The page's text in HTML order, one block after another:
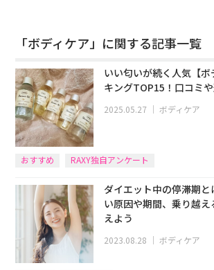
「ボディケア」に関する記事一覧
いい匂いが続く人気【
キングTOP15！口コミ
2025.05.27 ｜ボディケア
おすすめ RAXY独自アンケート
ダイエット中の停滞期
い原因や期間、乗り越
えよう
2023.08.28 ｜ボディケア